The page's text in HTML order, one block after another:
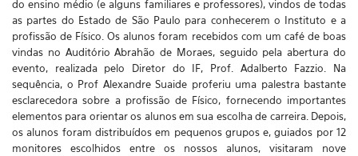
do ensino médio (e alguns familiares e professores), vindos de todas
as partes do Estado de São Paulo para conhecerem o Instituto e a
profissão de Físico. Os alunos foram recebidos com um café de boas
vindas no Auditório Abrahão de Moraes, seguido pela abertura do
evento, realizada pelo Diretor do IF, Prof. Adalberto Fazzio. Na
sequência, o Prof Alexandre Suaide proferiu uma palestra bastante
esclarecedora sobre a profissão de Físico, fornecendo importantes
elementos para orientar os alunos em sua escolha de carreira. Depois,
os alunos foram distribuídos em pequenos grupos e, guiados por 12
monitores escolhidos entre os nossos alunos, visitaram nove